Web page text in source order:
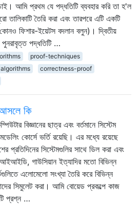
আমি প্রথম যে পদ্ধতিটি ব্যবহার করি তা হ'ল
তালিকাটি তৈরি করা এবং তারপরে এটি একটি
ফিশার-ইয়েটস বদলান বলুন)। দ্বিতীয়
পুনরাবৃত্ত পদ্ধতিটি …
proof-techniques
correctness-proof
কি
বিজ্ঞানের ছাত্র এবং বর্তমানে সিস্টেম
কোর্সে ভর্তি রয়েছি। এর মধ্যে রয়েছে
প্রতিদিনের সিস্টেমগুলির সাথে ডিল করা এবং
গাউসিয়ান ইত্যাদির মতো বিভিন্ন
এলোমেলো সংখ্যা তৈরি করে বিভিন্ন
সিমুলেট করা। আমি বোয়েড প্রকল্পে কাজ
প্রশ্ন …